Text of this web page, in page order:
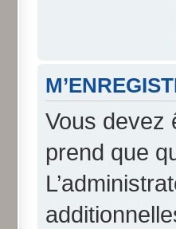
Vous devez
prend que